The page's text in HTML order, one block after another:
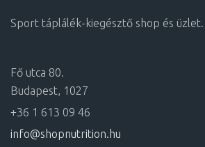
Sport táplálék-kiegésztő shop és üzlet.
Fő utca 80.
Budapest, 1027
+36 1 613 09 46
info@shopnutrition.hu